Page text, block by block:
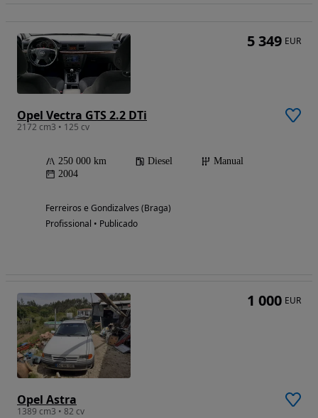
Opel Vectra GTS 2.2 DTi
2172 cm3 • 125 cv
250 000 km Diesel
Manual
2004
Ferreiros e Gondizalves (Braga)
Profissional • Publicado
5 349 EUR
Opel Astra
1389 cm3 • 82 cv
1 000 EUR